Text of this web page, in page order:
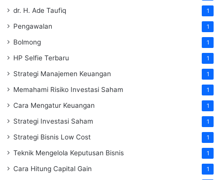
dr. H. Ade Taufiq 1
Pengawalan 1
Bolmong 1
HP Selfie Terbaru 1
Strategi Manajemen Keuangan 1
Memahami Risiko Investasi Saham 1
Cara Mengatur Keuangan 1
Strategi Investasi Saham 1
Strategi Bisnis Low Cost 1
Teknik Mengelola Keputusan Bisnis 1
Cara Hitung Capital Gain 1